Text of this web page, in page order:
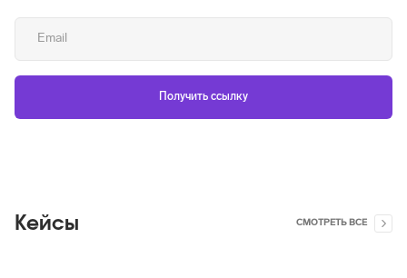
Кейсы СМОТРЕТЬ ВСЕ